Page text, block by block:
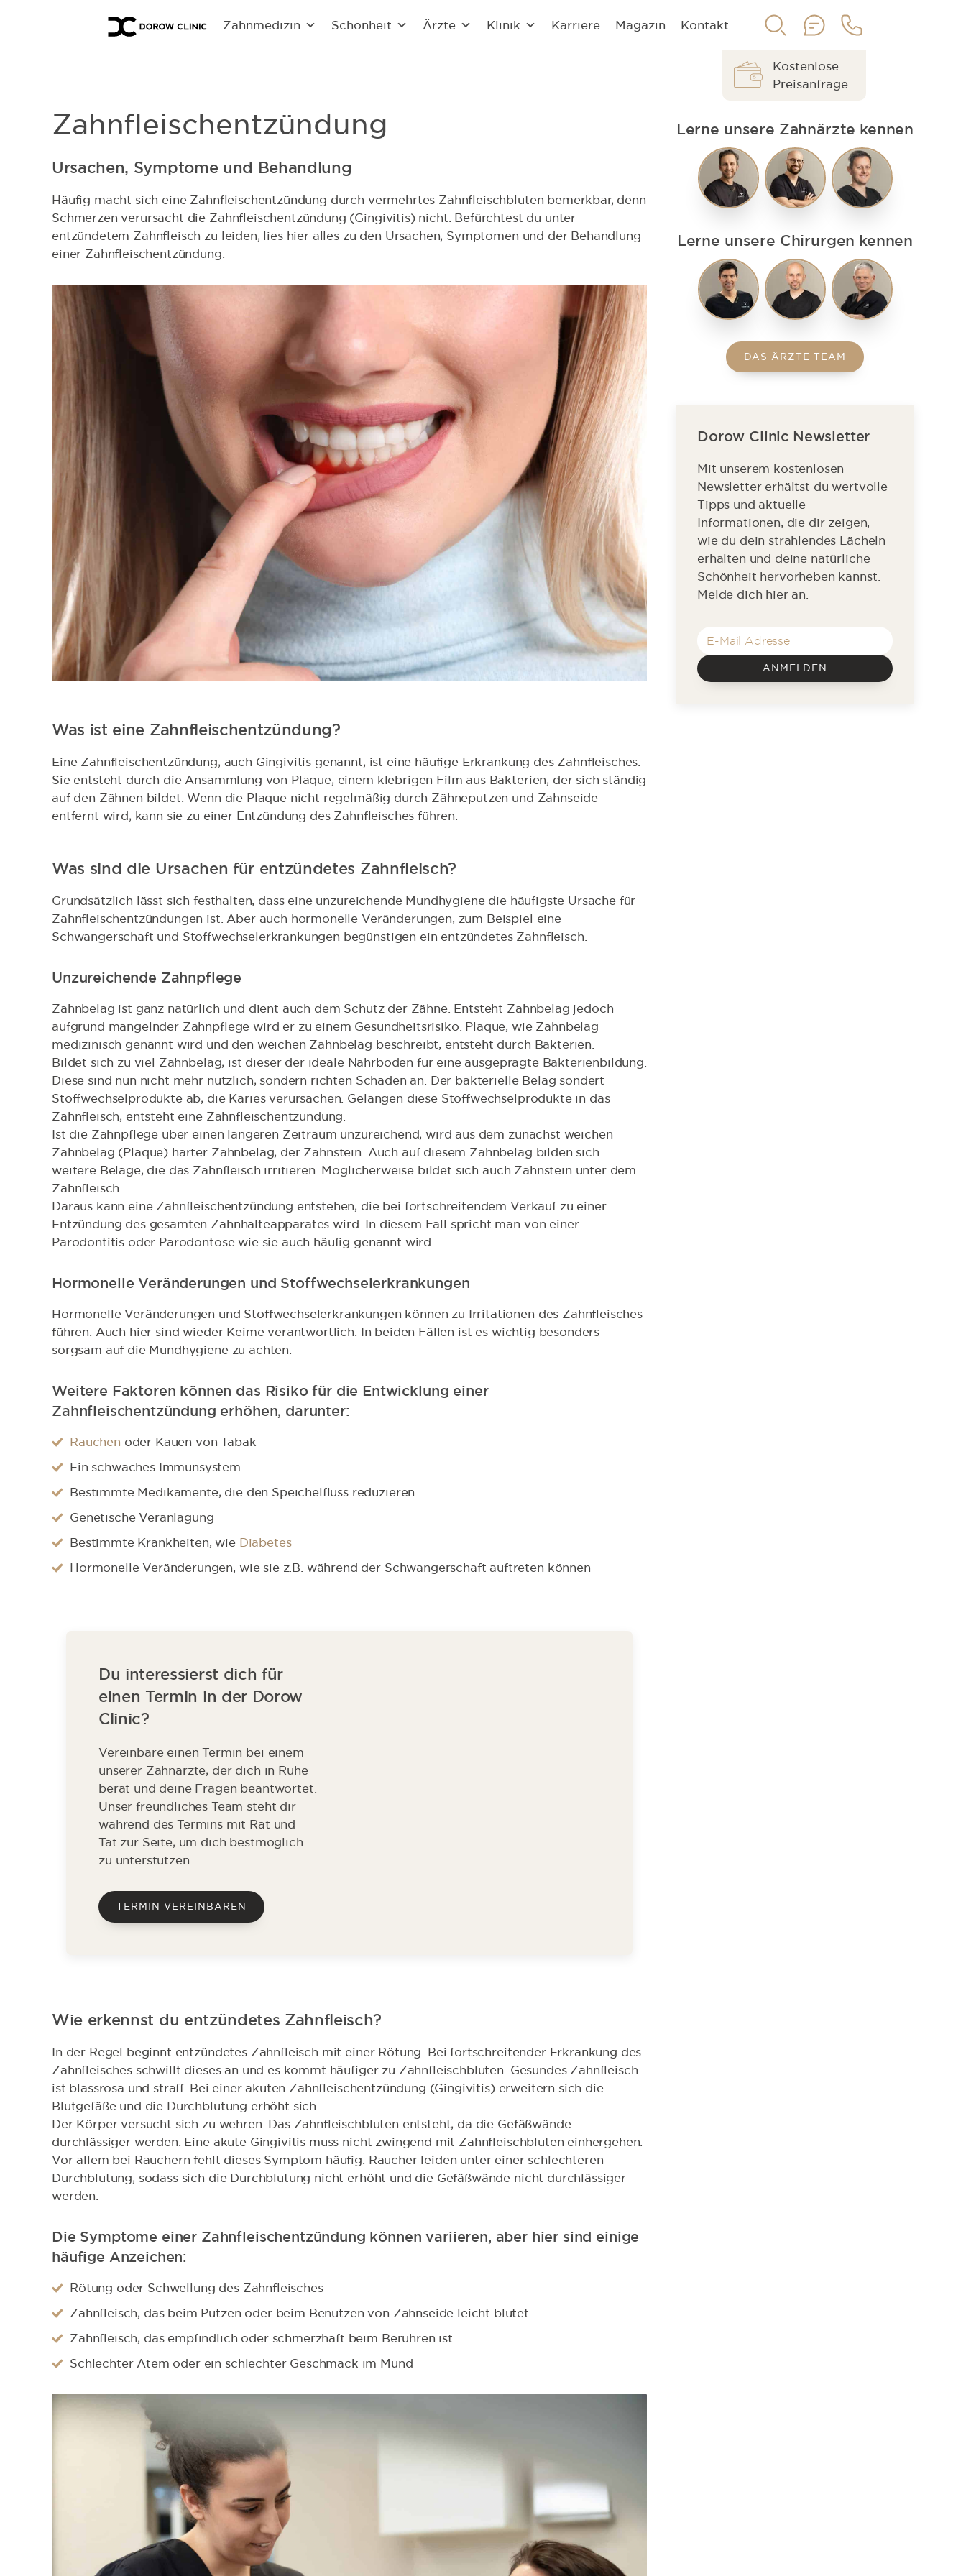
Zahnmedizin Schönheit Ärzte Klinik Karriere Magazin Kontakt
Kostenlose
Preisanfrage
Zahnfleischentzündung
Ursachen, Symptome und Behandlung
Häufig macht sich eine Zahnfleischentzündung durch vermehrtes Zahnfleischbluten bemerkbar, denn
Schmerzen verursacht die Zahnfleischentzündung (Gingivitis) nicht. Befürchtest du unter
entzündetem Zahnfleisch zu leiden, lies hier alles zu den Ursachen, Symptomen und der Behandlung
einer Zahnfleischentzündung.
Was ist eine Zahnfleischentzündung?
Eine Zahnfleischentzündung, auch Gingivitis genannt, ist eine häufige Erkrankung des Zahnfleisches.
Sie entsteht durch die Ansammlung von Plaque, einem klebrigen Film aus Bakterien, der sich ständig
auf den Zähnen bildet. Wenn die Plaque nicht regelmäßig durch Zähneputzen und Zahnseide
entfernt wird, kann sie zu einer Entzündung des Zahnfleisches führen.
Was sind die Ursachen für entzündetes Zahnfleisch?
Grundsätzlich lässt sich festhalten, dass eine unzureichende Mundhygiene die häufigste Ursache für
Zahnfleischentzündungen ist. Aber auch hormonelle Veränderungen, zum Beispiel eine
Schwangerschaft und Stoffwechselerkrankungen begünstigen ein entzündetes Zahnfleisch.
Unzureichende Zahnpflege
Zahnbelag ist ganz natürlich und dient auch dem Schutz der Zähne. Entsteht Zahnbelag jedoch
aufgrund mangelnder Zahnpflege wird er zu einem Gesundheitsrisiko. Plaque, wie Zahnbelag
medizinisch genannt wird und den weichen Zahnbelag beschreibt, entsteht durch Bakterien.
Bildet sich zu viel Zahnbelag, ist dieser der ideale Nährboden für eine ausgeprägte Bakterienbildung.
Diese sind nun nicht mehr nützlich, sondern richten Schaden an. Der bakterielle Belag sondert
Stoffwechselprodukte ab, die Karies verursachen. Gelangen diese Stoffwechselprodukte in das
Zahnfleisch, entsteht eine Zahnfleischentzündung.
Ist die Zahnpflege über einen längeren Zeitraum unzureichend, wird aus dem zunächst weichen
Zahnbelag (Plaque) harter Zahnbelag, der Zahnstein. Auch auf diesem Zahnbelag bilden sich
weitere Beläge, die das Zahnfleisch irritieren. Möglicherweise bildet sich auch Zahnstein unter dem
Zahnfleisch.
Daraus kann eine Zahnfleischentzündung entstehen, die bei fortschreitendem Verkauf zu einer
Entzündung des gesamten Zahnhalteapparates wird. In diesem Fall spricht man von einer
Parodontitis oder Parodontose wie sie auch häufig genannt wird.
Hormonelle Veränderungen und Stoffwechselerkrankungen
Hormonelle Veränderungen und Stoffwechselerkrankungen können zu Irritationen des Zahnfleisches
führen. Auch hier sind wieder Keime verantwortlich. In beiden Fällen ist es wichtig besonders
sorgsam auf die Mundhygiene zu achten.
Weitere Faktoren können das Risiko für die Entwicklung einer
Zahnfleischentzündung erhöhen, darunter:
Rauchen oder Kauen von Tabak
Ein schwaches Immunsystem
Bestimmte Medikamente, die den Speichelfluss reduzieren
Genetische Veranlagung
Bestimmte Krankheiten, wie Diabetes
Hormonelle Veränderungen, wie sie z.B. während der Schwangerschaft auftreten können
Du interessierst dich für
einen Termin in der Dorow
Clinic?
Vereinbare einen Termin bei einem
unserer Zahnärzte, der dich in Ruhe
berät und deine Fragen beantwortet.
Unser freundliches Team steht dir
während des Termins mit Rat und
Tat zur Seite, um dich bestmöglich
zu unterstützen.
TERMIN VEREINBAREN
Wie erkennst du entzündetes Zahnfleisch?
In der Regel beginnt entzündetes Zahnfleisch mit einer Rötung. Bei fortschreitender Erkrankung des
Zahnfleisches schwillt dieses an und es kommt häufiger zu Zahnfleischbluten. Gesundes Zahnfleisch
ist blassrosa und straff. Bei einer akuten Zahnfleischentzündung (Gingivitis) erweitern sich die
Blutgefäße und die Durchblutung erhöht sich.
Der Körper versucht sich zu wehren. Das Zahnfleischbluten entsteht, da die Gefäßwände
durchlässiger werden. Eine akute Gingivitis muss nicht zwingend mit Zahnfleischbluten einhergehen.
Vor allem bei Rauchern fehlt dieses Symptom häufig. Raucher leiden unter einer schlechteren
Durchblutung, sodass sich die Durchblutung nicht erhöht und die Gefäßwände nicht durchlässiger
werden.
Die Symptome einer Zahnfleischentzündung können variieren, aber hier sind einige
häufige Anzeichen:
Rötung oder Schwellung des Zahnfleisches
Zahnfleisch, das beim Putzen oder beim Benutzen von Zahnseide leicht blutet
Zahnfleisch, das empfindlich oder schmerzhaft beim Berühren ist
Schlechter Atem oder ein schlechter Geschmack im Mund
Lerne unsere Zahnärzte kennen
Lerne unsere Chirurgen kennen
DAS ÄRZTE TEAM
Dorow Clinic Newsletter
Mit unserem kostenlosen
Newsletter erhältst du wertvolle
Tipps und aktuelle
Informationen, die dir zeigen,
wie du dein strahlendes Lächeln
erhalten und deine natürliche
Schönheit hervorheben kannst.
Melde dich hier an.
ANMELDEN